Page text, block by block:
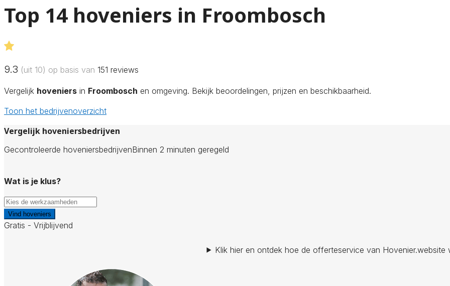
Top 14 hoveniers in Froombosch
9.3 (uit 10) op basis van 151 reviews
Vergelijk hoveniers in Froombosch en omgeving. Bekijk beoordelingen, prijzen en beschikbaarheid.
Toon het bedrijvenoverzicht
Vergelijk hoveniersbedrijven
Gecontroleerde hoveniersbedrijvenBinnen 2 minuten geregeld
Wat is je klus?
Vind hoveniers
Gratis - Vrijblijvend
Klik hier en ontdek hoe de offerteservice van Hovenier.website